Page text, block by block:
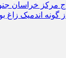
خراسان
از گونه اندمیک